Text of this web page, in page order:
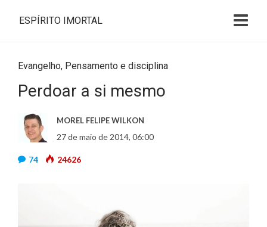
ESPÍRITO IMORTAL
Evangelho, Pensamento e disciplina
Perdoar a si mesmo
MOREL FELIPE WILKON
27 de maio de 2014, 06:00
74 24626